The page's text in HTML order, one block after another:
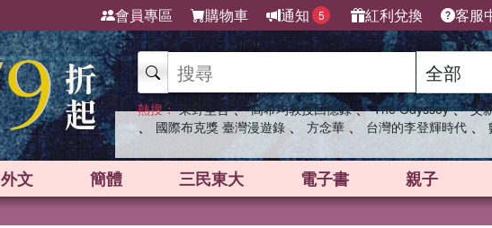
會員專區 購物車 通知 5 紅利兌換 客服
熱搜： 東野圭吾 、 高希均教授回憶錄 、 The Odyssey 、 父
、 國際布克獎 臺灣漫遊錄 、 方念華 、 台灣的李登輝時代 、
外文 簡體 三民東大 電子書 親子